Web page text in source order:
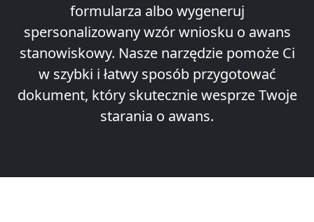
formularza albo wygeneruj
spersonalizowany wzór wniosku o awans
stanowiskowy. Nasze narzędzie pomoże Ci
w szybki i łatwy sposób przygotować
dokument, który skutecznie wesprze Twoje
starania o awans.